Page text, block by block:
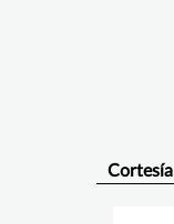
Cortesía